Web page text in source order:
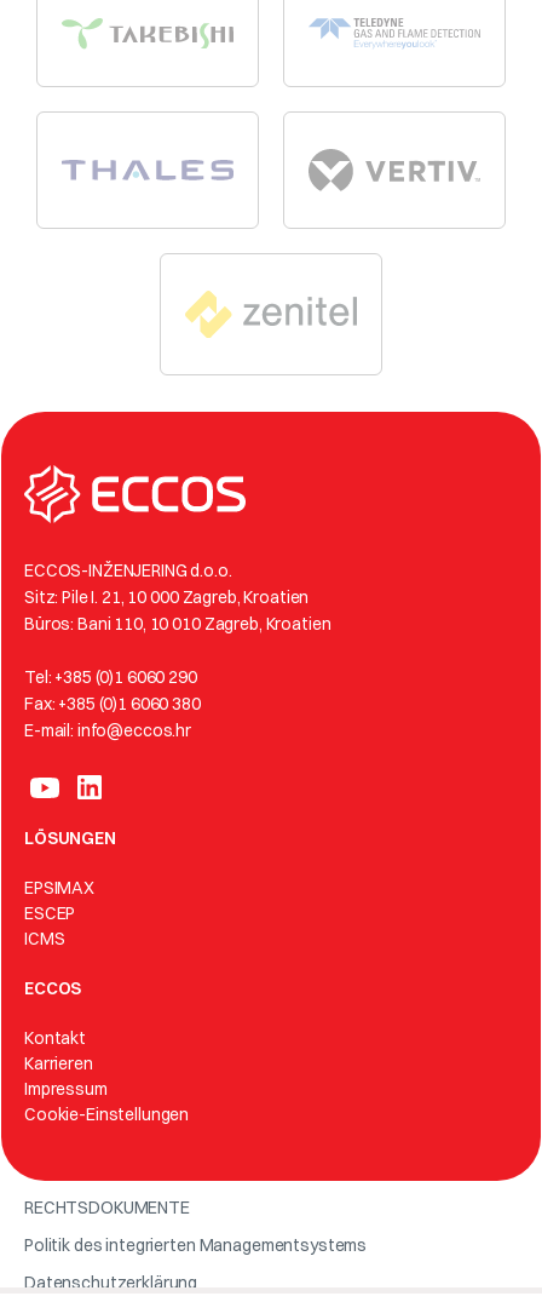
ECCOS-INŽENJERING d.o.o.
Sitz: Pile I. 21, 10 000 Zagreb, Kroatien
Büros: Bani 110, 10 010 Zagreb, Kroatien
Tel: +385 (0)1 6060 290
Fax: +385 (0)1 6060 380
E-mail: info@eccos.hr
LÖSUNGEN
EPSIMAX
ESCEP
ICMS
ECCOS
Kontakt
Karrieren
Impressum
Cookie-Einstellungen
RECHTSDOKUMENTE
Politik des integrierten Managementsystems
Datenschutzerklärung